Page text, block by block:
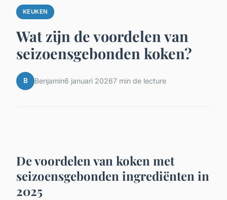
KEUKEN
Wat zijn de voordelen van
seizoensgebonden koken?
B Benjamin6 januari 20267 min de lecture
De voordelen van koken met
seizoensgebonden ingrediënten in
2025